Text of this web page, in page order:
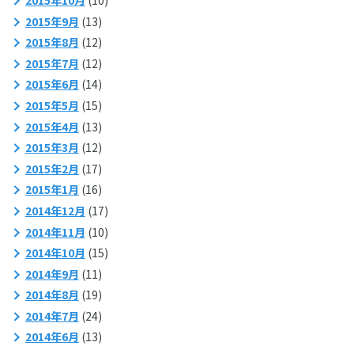
2015年9月 (13)
2015年8月 (12)
2015年7月 (12)
2015年6月 (14)
2015年5月 (15)
2015年4月 (13)
2015年3月 (12)
2015年2月 (17)
2015年1月 (16)
2014年12月 (17)
2014年11月 (10)
2014年10月 (15)
2014年9月 (11)
2014年8月 (19)
2014年7月 (24)
2014年6月 (13)